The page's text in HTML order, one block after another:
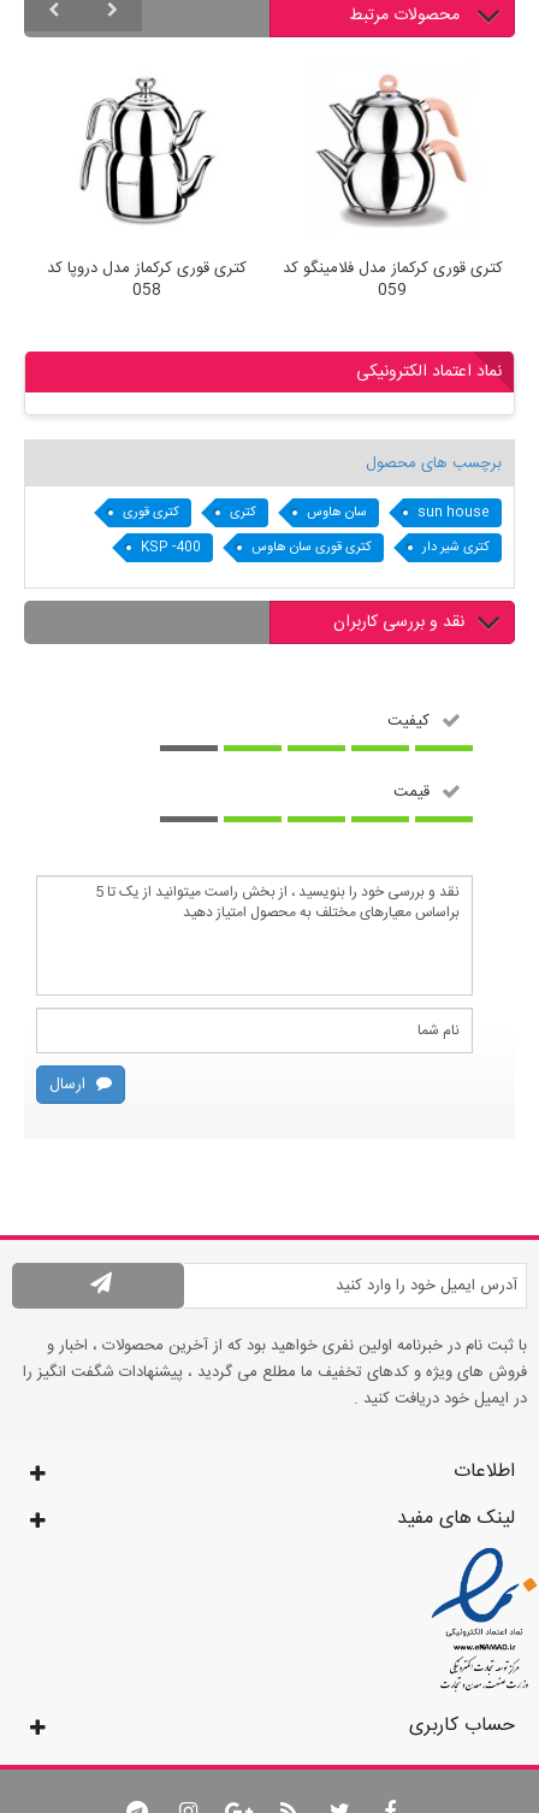
محصولات مرتبط
کتری قوری کرکماز مدل دروپا کد
058
کتری قوری کرکماز مدل فلامینگو کد
059
نماد اعتماد الکترونیکی
برچسب های محصول
sun house سان هاوس کتری
کتری قوری
کتری شیر دار
کتری قوری سان هاوس KSP -400
نقد و بررسی کاربران
کیفیت
قیمت
ارسال
با ثبت نام در خبرنامه اولین نفری خواهید بود که از آخرین محصولات ، اخبار و
فروش های ویژه و کدهای تخفیف ما مطلع می گردید ، پیشنهادات شگفت انگیز را
در ایمیل خود دریافت کنید .
اطلاعات
لینک های مفید
حساب کاربری